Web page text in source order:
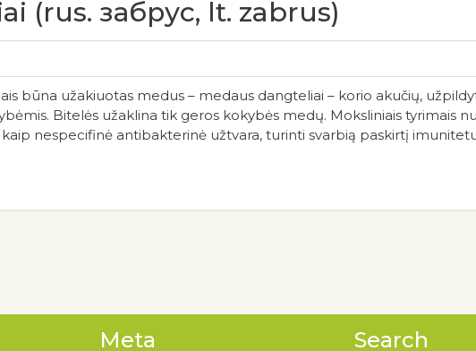
(rus. забрус, lt. zabrus)
būna užakiuotas medus – medaus dangteliai – korio akučių,
Bitelės užaklina tik geros kokybės medų. Moksliniais tyrimais
nespecifinė antibakterinė užtvara, turinti svarbią paskirtį
Meta Search